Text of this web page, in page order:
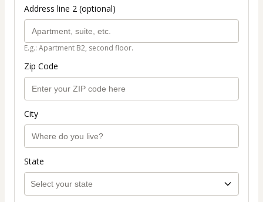
Address line 2 (optional)
E.g.: Apartment B2, second floor.
Zip Code
City
State